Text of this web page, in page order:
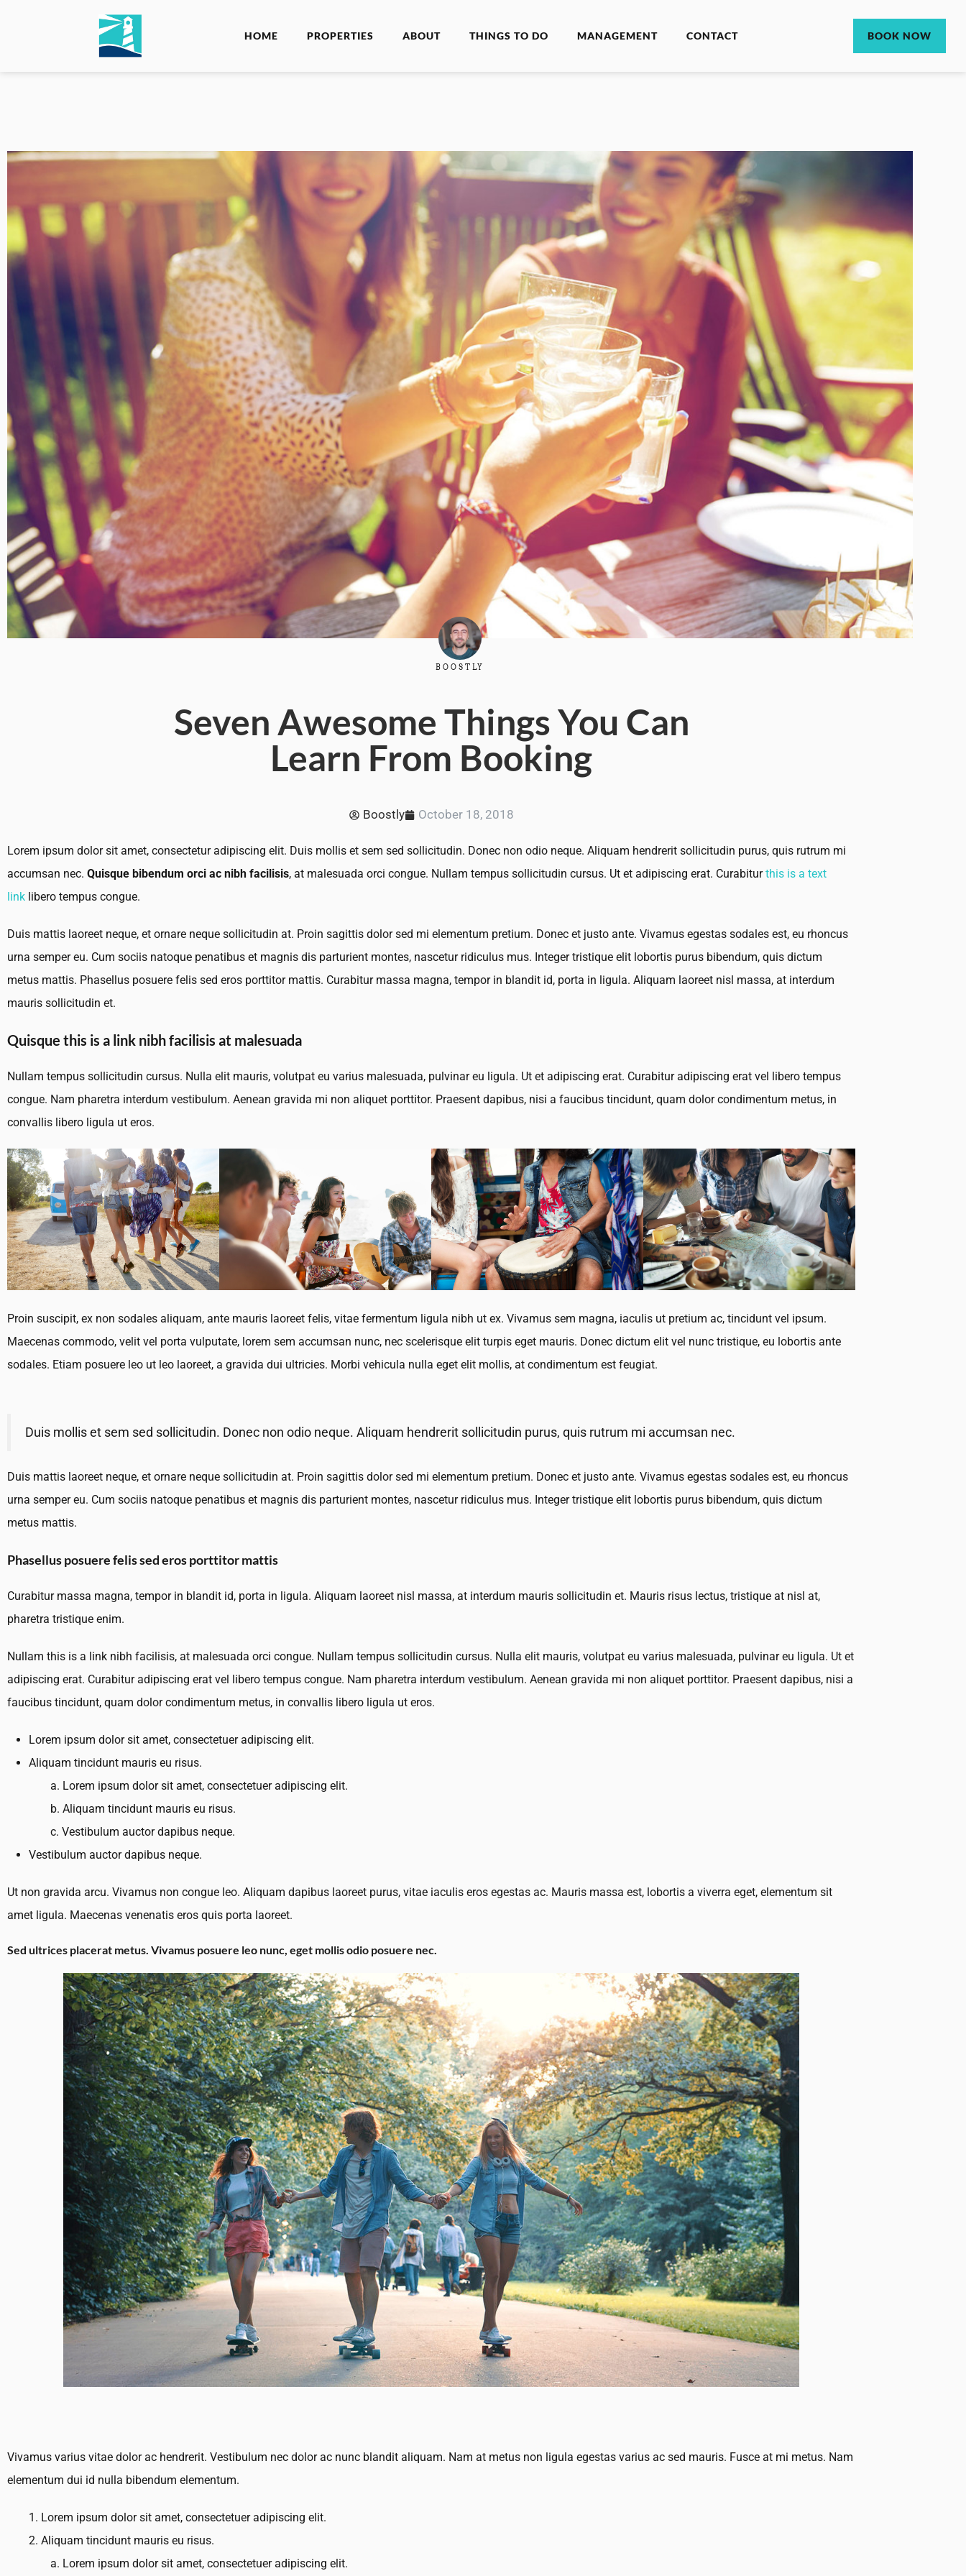
HOME PROPERTIES ABOUT THINGS TO DO MANAGEMENT CONTACT BOOK NOW
BOOSTLY
Seven Awesome Things You Can
Learn From Booking
Boostly October 18, 2018
Lorem ipsum dolor sit amet, consectetur adipiscing elit. Duis mollis et sem sed sollicitudin. Donec non odio neque. Aliquam hendrerit sollicitudin purus, quis rutrum mi
accumsan nec. Quisque bibendum orci ac nibh facilisis, at malesuada orci congue. Nullam tempus sollicitudin cursus. Ut et adipiscing erat. Curabiturthis is a text
link libero tempus congue.
Duis mattis laoreet neque, et ornare neque sollicitudin at. Proin sagittis dolor sed mi elementum pretium. Donec et justo ante. Vivamus egestas sodales est, eu rhoncus
urna semper eu. Cum sociis natoque penatibus et magnis dis parturient montes, nascetur ridiculus mus. Integer tristique elit lobortis purus bibendum, quis dictum
metus mattis. Phasellus posuere felis sed eros porttitor mattis. Curabitur massa magna, tempor in blandit id, porta in ligula. Aliquam laoreet nisl massa, at interdum
mauris sollicitudin et.
Quisque this is a link nibh facilisis at malesuada
Nullam tempus sollicitudin cursus. Nulla elit mauris, volutpat eu varius malesuada, pulvinar eu ligula. Ut et adipiscing erat. Curabitur adipiscing erat vel libero tempus
congue. Nam pharetra interdum vestibulum. Aenean gravida mi non aliquet porttitor. Praesent dapibus, nisi a faucibus tincidunt, quam dolor condimentum metus, in
convallis libero ligula ut eros.
Proin suscipit, ex non sodales aliquam, ante mauris laoreet felis, vitae fermentum ligula nibh ut ex. Vivamus sem magna, iaculis ut pretium ac, tincidunt vel ipsum.
Maecenas commodo, velit vel porta vulputate, lorem sem accumsan nunc, nec scelerisque elit turpis eget mauris. Donec dictum elit vel nunc tristique, eu lobortis ante
sodales. Etiam posuere leo ut leo laoreet, a gravida dui ultricies. Morbi vehicula nulla eget elit mollis, at condimentum est feugiat.
Duis mollis et sem sed sollicitudin. Donec non odio neque. Aliquam hendrerit sollicitudin purus, quis rutrum mi accumsan nec.
Duis mattis laoreet neque, et ornare neque sollicitudin at. Proin sagittis dolor sed mi elementum pretium. Donec et justo ante. Vivamus egestas sodales est, eu rhoncus
urna semper eu. Cum sociis natoque penatibus et magnis dis parturient montes, nascetur ridiculus mus. Integer tristique elit lobortis purus bibendum, quis dictum
metus mattis.
Phasellus posuere felis sed eros porttitor mattis
Curabitur massa magna, tempor in blandit id, porta in ligula. Aliquam laoreet nisl massa, at interdum mauris sollicitudin et. Mauris risus lectus, tristique at nisl at,
pharetra tristique enim.
Nullam this is a link nibh facilisis, at malesuada orci congue. Nullam tempus sollicitudin cursus. Nulla elit mauris, volutpat eu varius malesuada, pulvinar eu ligula. Ut et
adipiscing erat. Curabitur adipiscing erat vel libero tempus congue. Nam pharetra interdum vestibulum. Aenean gravida mi non aliquet porttitor. Praesent dapibus, nisi a
faucibus tincidunt, quam dolor condimentum metus, in convallis libero ligula ut eros.
Lorem ipsum dolor sit amet, consectetuer adipiscing elit.
Aliquam tincidunt mauris eu risus.
Lorem ipsum dolor sit amet, consectetuer adipiscing elit.
Aliquam tincidunt mauris eu risus.
Vestibulum auctor dapibus neque.
Vestibulum auctor dapibus neque.
Ut non gravida arcu. Vivamus non congue leo. Aliquam dapibus laoreet purus, vitae iaculis eros egestas ac. Mauris massa est, lobortis a viverra eget, elementum sit
amet ligula. Maecenas venenatis eros quis porta laoreet.
Sed ultrices placerat metus. Vivamus posuere leo nunc, eget mollis odio posuere nec.
Vivamus varius vitae dolor ac hendrerit. Vestibulum nec dolor ac nunc blandit aliquam. Nam at metus non ligula egestas varius ac sed mauris. Fusce at mi metus. Nam
elementum dui id nulla bibendum elementum.
Lorem ipsum dolor sit amet, consectetuer adipiscing elit.
Aliquam tincidunt mauris eu risus.
Lorem ipsum dolor sit amet, consectetuer adipiscing elit.